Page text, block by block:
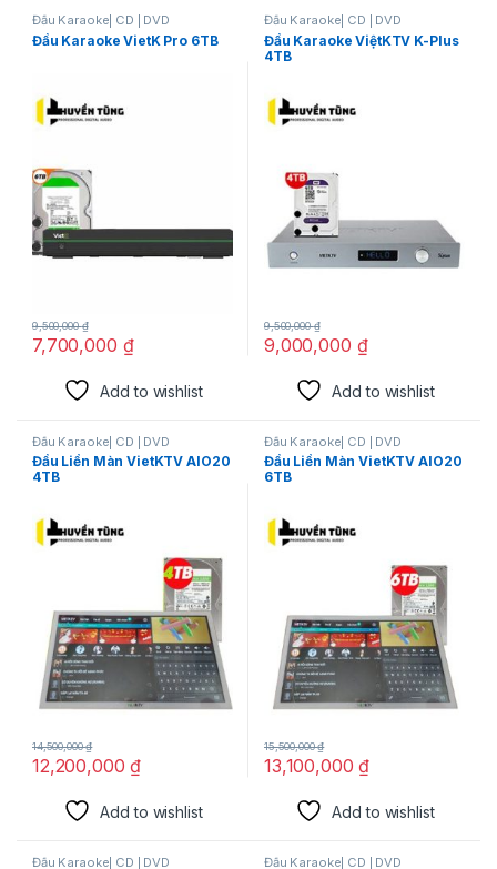
Đầu Karaoke| CD | DVD
Đầu Karaoke VietK Pro 6TB
7,700,000 ₫
9,500,000₫
Add to wishlist
Đầu Karaoke| CD | DVD
Đầu Karaoke ViệtKTV K-Plus
4TB
9,000,000 ₫
9,500,000₫
Add to wishlist
Đầu Karaoke| CD | DVD
Đầu Liền Màn VietKTV AIO20
4TB
12,200,000₫
14,500,000₫
Add to wishlist
Đầu Karaoke| CD | DVD
Đầu Liền Màn VietKTV AIO20
6TB
13,100,000₫
15,500,000₫
Add to wishlist
Đầu Karaoke| CD | DVD Đầu Karaoke| CD | DVD